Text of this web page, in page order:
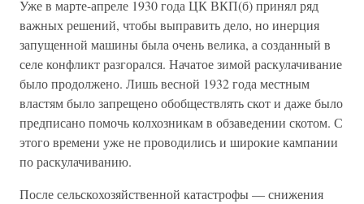
Уже в марте-апреле 1930 года ЦК ВКП(б) принял ряд
важных решений, чтобы выправить дело, но инерция
запущенной машины была очень велика, а созданный в
селе конфликт разгорался. Начатое зимой раскулачивание
было продолжено. Лишь весной 1932 года местным
властям было запрещено обобществлять скот и даже было
предписано помочь колхозникам в обзаведении скотом. С
этого времени уже не проводились и широкие кампании
по раскулачиванию.
После сельскохозяйственной катастрофы — снижения